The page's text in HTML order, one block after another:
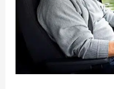
contratar